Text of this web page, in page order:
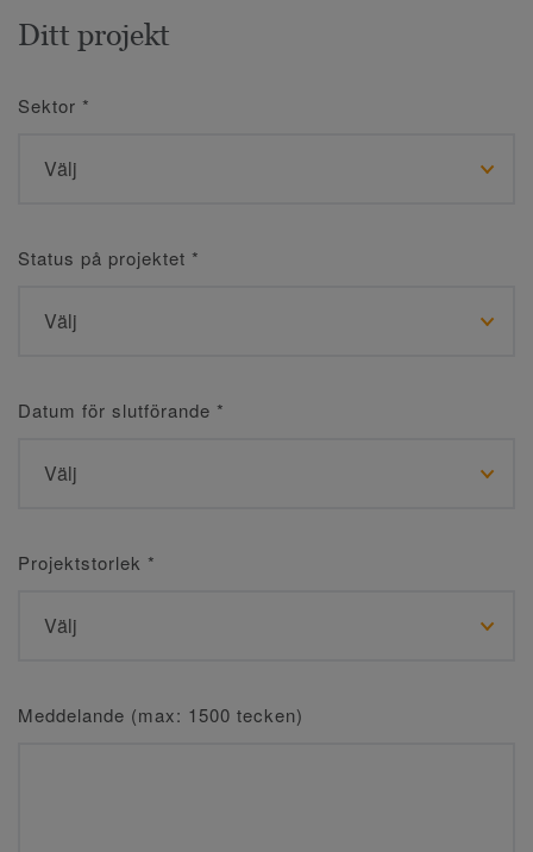
Ditt projekt
Sektor *
Status på projektet *
Datum för slutförande *
Projektstorlek *
Meddelande (max: 1500 tecken)